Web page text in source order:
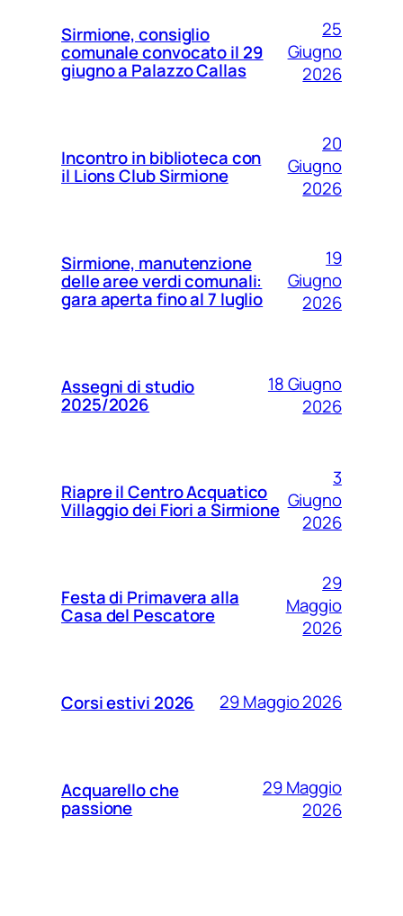
Sirmione, consiglio
comunale convocato il 29
giugno a Palazzo Callas
25
Giugno
2026
Incontro in biblioteca con
il Lions Club Sirmione
20
Giugno
2026
Sirmione, manutenzione
delle aree verdi comunali:
gara aperta fino al 7 luglio
19
Giugno
2026
Assegni di studio
2025/2026
18 Giugno
2026
Riapre il Centro Acquatico
Villaggio dei Fiori a Sirmione
3
Giugno
2026
Festa di Primavera alla
Casa del Pescatore
29
Maggio
2026
Corsi estivi 2026 29 Maggio 2026
Acquarello che
passione
29 Maggio
2026